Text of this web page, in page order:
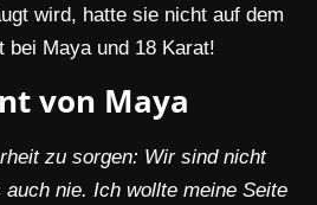
wird, hatte sie nicht auf dem
bei Maya und 18 Karat!
von Maya
zu sorgen: Wir sind nicht
nie. Ich wollte meine Seite